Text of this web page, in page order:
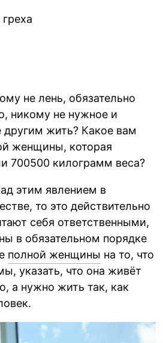
не лень, обязательно
никому не нужное и
жить? Какое вам
женщины, которая
700500 килограмм веса?
этим явлением в
то это действительно
себя ответственными,
в обязательном порядке
полной женщины на то, что
указать, что она живёт
а нужно жить так, как